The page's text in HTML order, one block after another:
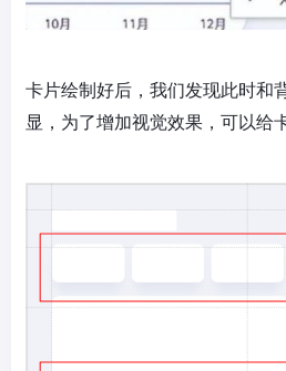
卡片绘制好后，我们发现此时和
显，为了增加视觉效果，可以给